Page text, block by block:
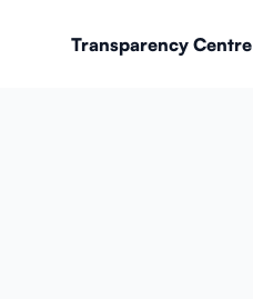
Transparency Centre